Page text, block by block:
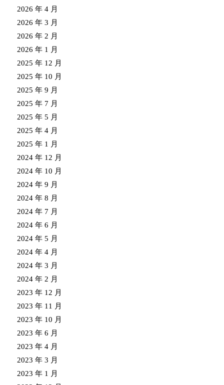
2026 年 4 月
2026 年 3 月
2026 年 2 月
2026 年 1 月
2025 年 12 月
2025 年 10 月
2025 年 9 月
2025 年 7 月
2025 年 5 月
2025 年 4 月
2025 年 1 月
2024 年 12 月
2024 年 10 月
2024 年 9 月
2024 年 8 月
2024 年 7 月
2024 年 6 月
2024 年 5 月
2024 年 4 月
2024 年 3 月
2024 年 2 月
2023 年 12 月
2023 年 11 月
2023 年 10 月
2023 年 6 月
2023 年 4 月
2023 年 3 月
2023 年 1 月